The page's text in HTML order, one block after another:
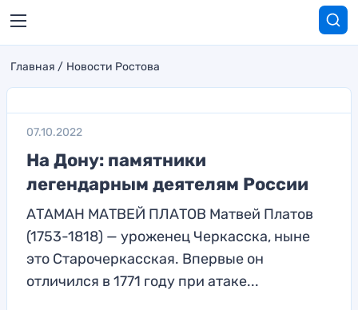
Главная Новости Ростова
07.10.2022
На Дону: памятники
легендарным деятелям России
АТАМАН МАТВЕЙ ПЛАТОВ Матвей Платов
(1753-1818) — уроженец Черкасска, ныне
это Старочеркасская. Впервые он
отличился в 1771 году при атаке...